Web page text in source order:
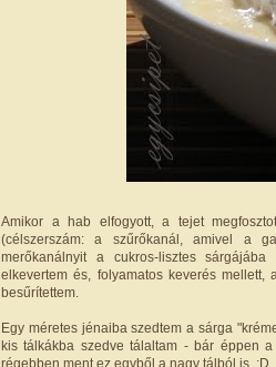
Amikor a hab elfogyott, a tejet
(célszerszám: a szűrőkanál, amivel a
merőkanálnyit a cukros-lisztes
elkevertem és, folyamatos keverés mellett,
besűrítettem.
Egy méretes jénaiba szedtem a sárga
kis tálkákba szedve tálaltam - bár éppen
régebben ment ez egyből a nagy tálból is. :D